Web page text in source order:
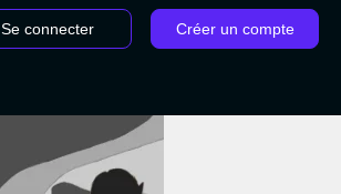
Se connecter Créer un compte